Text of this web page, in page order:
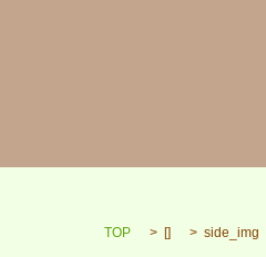
TOP [] side_img